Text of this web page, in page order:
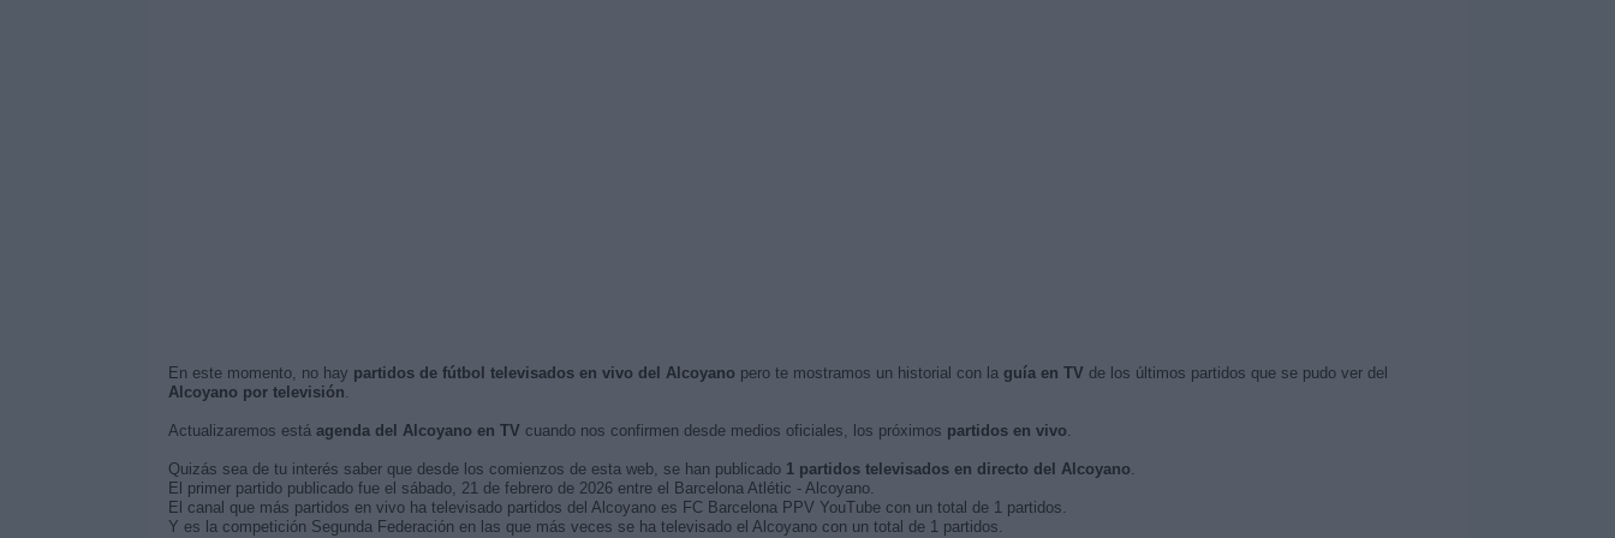
En este momento, no hay partidos de fútbol televisados en vivo del Alcoyano pero te mostramos un historial con la guía en TV de los últimos partidos que se pudo ver del
Alcoyano por televisión.
Actualizaremos está agenda del Alcoyano en TV cuando nos confirmen desde medios oficiales, los próximos partidos en vivo.
Quizás sea de tu interés saber que desde los comienzos de esta web, se han publicado 1 partidos televisados en directo del Alcoyano.
El primer partido publicado fue el sábado, 21 de febrero de 2026 entre el Barcelona Atlétic - Alcoyano.
El canal que más partidos en vivo ha televisado partidos del Alcoyano es FC Barcelona PPV YouTube con un total de 1 partidos.
Y es la competición Segunda Federación en las que más veces se ha televisado el Alcoyano con un total de 1 partidos.